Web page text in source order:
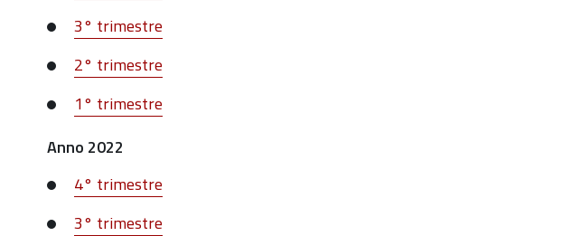
3° trimestre
2° trimestre
1° trimestre
Anno 2022
4° trimestre
3° trimestre